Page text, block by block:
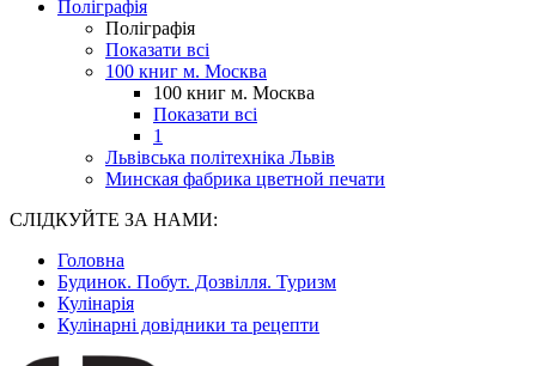
Поліграфія
Поліграфія
Показати всі
100 книг м. Москва
100 книг м. Москва
Показати всі
1
Львівська політехніка Львів
Минская фабрика цветной печати
СЛІДКУЙТЕ ЗА НАМИ:
Головна
Будинок. Побут. Дозвілля. Туризм
Кулінарія
Кулінарні довідники та рецепти